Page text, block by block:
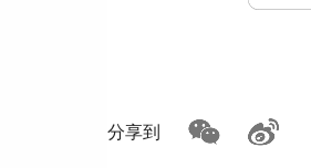
据介绍，本次于都
纪念馆的一个日常场景
更广阔的内容维度，让万
分享到